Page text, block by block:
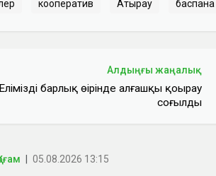
кооператив Атырау баспана
Алдыңғы жаңалық
Еліміздің барлық өңірінде алғашқы қоңырау
соғылды
05.08.2026 13:15